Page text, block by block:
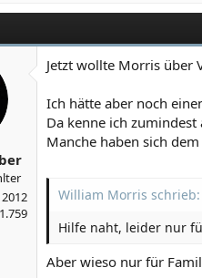
1.759
Jetzt wollte Morris über
Ich hätte aber noch
Da kenne ich
Manche haben sich
William Morris schrieb:
Hilfe naht, leider nur
Aber wieso nur für